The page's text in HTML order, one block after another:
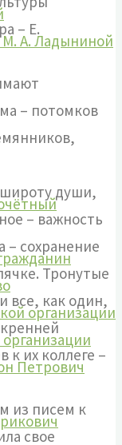
М. А. Ладыниной
организации
Петрович
– Е.
– потомков
души,
– важность
сохранение
Тронутые
все, как один,
их коллеге –
из писем к
свое